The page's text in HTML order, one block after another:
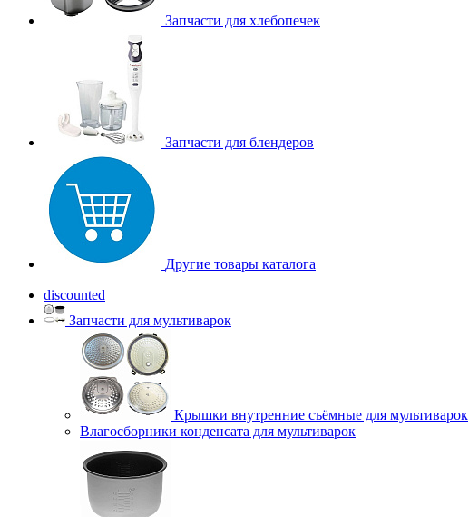
Запчасти для хлебопечек
Запчасти для блендеров
Другие товары каталога
discounted
Запчасти для мультиварок
Крышки внутренние съёмные для мультиварок
Влагосборники конденсата для мультиварок